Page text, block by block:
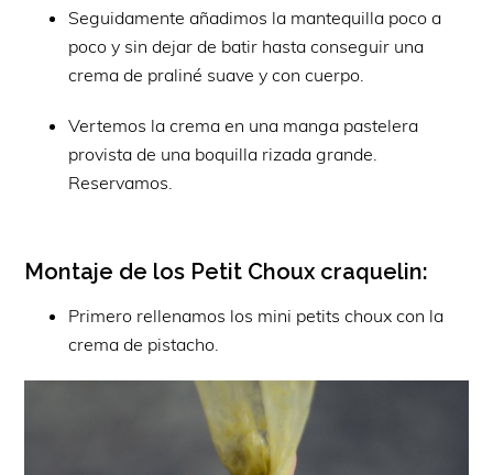
Seguidamente añadimos la mantequilla poco a
poco y sin dejar de batir hasta conseguir una
crema de praliné suave y con cuerpo.
Vertemos la crema en una manga pastelera
provista de una boquilla rizada grande.
Reservamos.
Montaje de los Petit Choux craquelin:
Primero rellenamos los mini petits choux con la
crema de pistacho.